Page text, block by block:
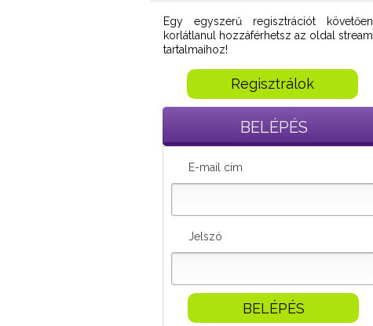
Egy egyszerű regisztrációt követően
korlátlanul hozzáférhetsz az oldal stream
tartalmaihoz!
Regisztrálok
BELÉPÉS
E-mail cím
Jelszó